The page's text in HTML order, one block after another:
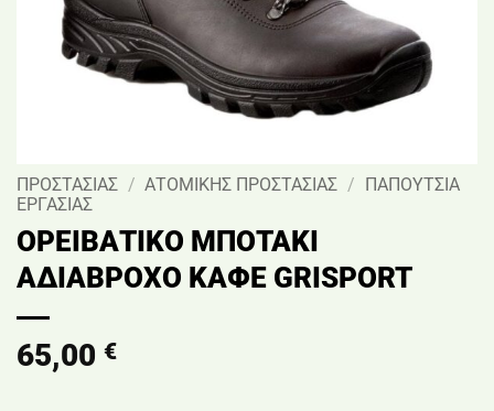
ΠΡΟΣΤΑΣΙΑΣ / ΑΤΟΜΙΚΗΣ ΠΡΟΣΤΑΣΙΑΣ /
ΠΑΠΟΥΤΣΙΑ
ΕΡΓΑΣΙΑΣ
ΟΡΕΙΒΑΤΙΚΟ ΜΠΟΤΑΚΙ
ΑΔΙΑΒΡΟΧΟ ΚΑΦΕ GRISPORT
65,00 €